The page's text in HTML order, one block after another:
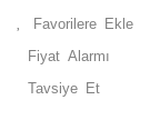
Fiyat Alarmı
Tavsiye Et